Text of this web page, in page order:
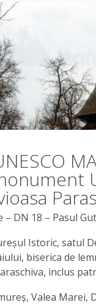
– DN 18 – Pasul
Istoric, satul
biserica de
inclus
Valea Marei,